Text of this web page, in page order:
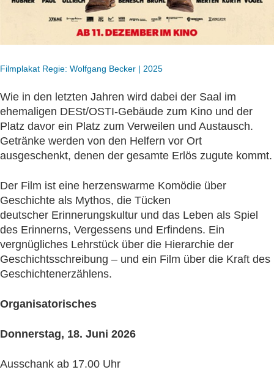
Filmplakat Regie: Wolfgang Becker | 2025
Wie in den letzten Jahren wird dabei der Saal im
ehemaligen DESt/OSTI-Gebäude zum Kino und der
Platz davor ein Platz zum Verweilen und Austausch.
Getränke werden von den Helfern vor Ort
ausgeschenkt, denen der gesamte Erlös zugute kommt.
Der Film ist eine herzenswarme Komödie über
Geschichte als Mythos, die Tücken
deutscher Erinnerungskultur und das Leben als Spiel
des Erinnerns, Vergessens und Erfindens. Ein
vergnügliches Lehrstück über die Hierarchie der
Geschichtsschreibung – und ein Film über die Kraft des
Geschichtenerzählens.
Organisatorisches
Donnerstag, 18. Juni 2026
Ausschank ab 17.00 Uhr